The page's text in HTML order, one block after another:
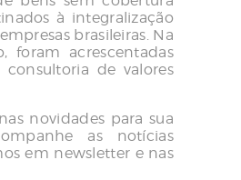
à integralização
brasileiras. Na
foram acrescentadas
de valores
novidades para sua
as notícias
em newsletter e nas